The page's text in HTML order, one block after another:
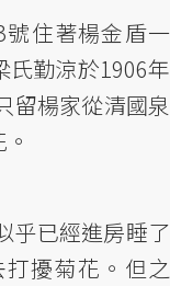
住著楊金盾一
氏勤涼於1906年
留楊家從清國泉
乎已經進房睡了
擾菊花。但之